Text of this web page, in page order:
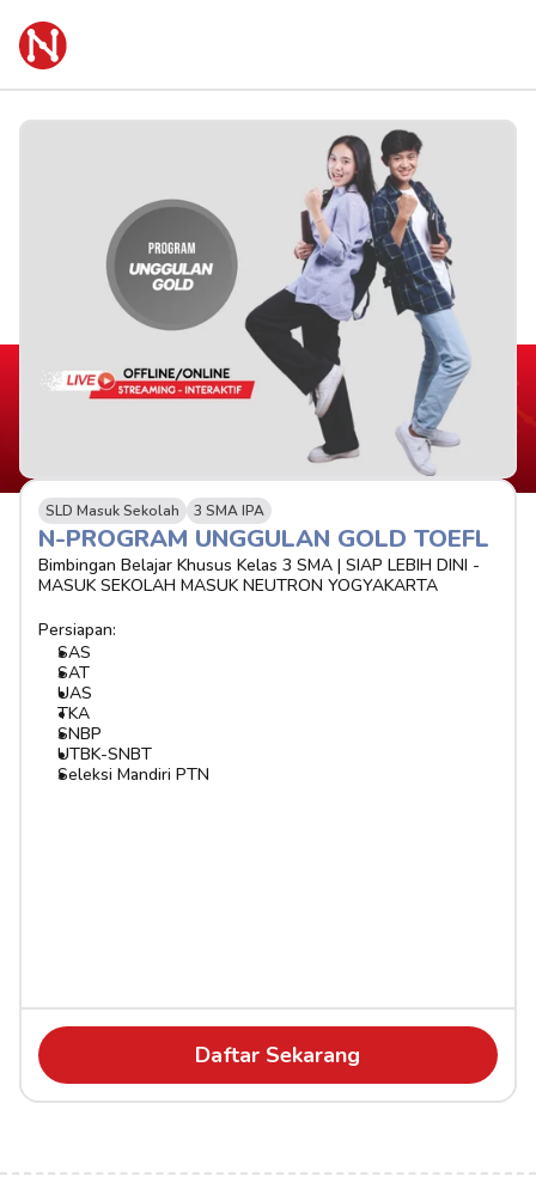
SLD Masuk Sekolah 3 SMA IPA
N-PROGRAM UNGGULAN GOLD TOEFL
Bimbingan Belajar Khusus Kelas 3 SMA | SIAP LEBIH DINI -
MASUK SEKOLAH MASUK NEUTRON YOGYAKARTA
Persiapan:
SAS
SAT
UAS
TKA
SNBP
UTBK-SNBT
Seleksi Mandiri PTN
Daftar Sekarang